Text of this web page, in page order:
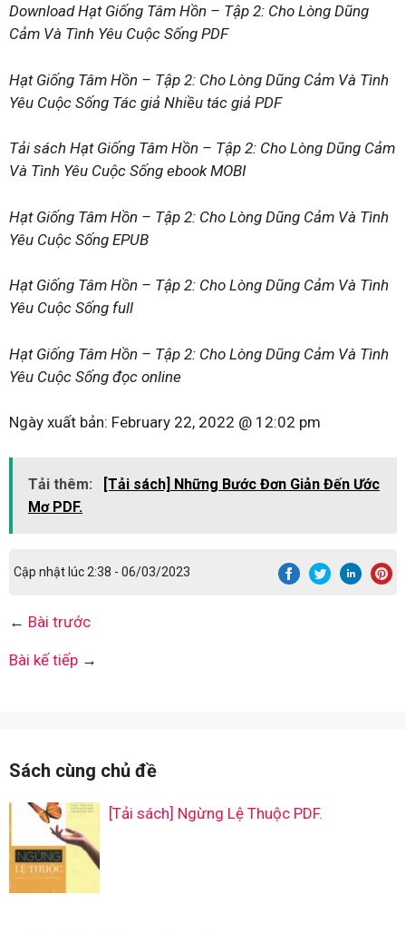
Download Hạt Giống Tâm Hồn – Tập 2: Cho Lòng Dũng
Cảm Và Tình Yêu Cuộc Sống PDF
Hạt Giống Tâm Hồn – Tập 2: Cho Lòng Dũng Cảm Và Tình
Yêu Cuộc Sống Tác giả Nhiều tác giả PDF
Tải sách Hạt Giống Tâm Hồn – Tập 2: Cho Lòng Dũng Cảm
Và Tình Yêu Cuộc Sống ebook MOBI
Hạt Giống Tâm Hồn – Tập 2: Cho Lòng Dũng Cảm Và Tình
Yêu Cuộc Sống EPUB
Hạt Giống Tâm Hồn – Tập 2: Cho Lòng Dũng Cảm Và Tình
Yêu Cuộc Sống full
Hạt Giống Tâm Hồn – Tập 2: Cho Lòng Dũng Cảm Và Tình
Yêu Cuộc Sống đọc online
Ngày xuất bản: February 22, 2022 @ 12:02 pm
Tải thêm:
[Tải sách] Những Bước Đơn Giản Đến Ước
Mơ PDF.
Cập nhật lúc 2:38 - 06/03/2023
← Bài trước
Bài kế tiếp →
Sách cùng chủ đề
[Tải sách] Ngừng Lệ Thuộc PDF.